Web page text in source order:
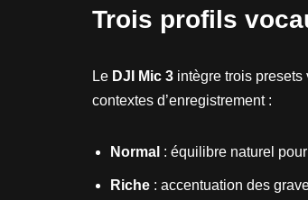
Trois profils
Le DJI Mic 3 intègre trois presets
contextes d’enregistrement :
Normal : équilibre naturel
Riche : accentuation des